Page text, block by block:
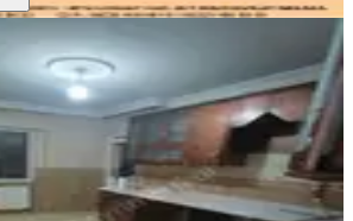
Gayrimenkul'den Kiralık 4+1
Şehit Abdullah Çavuş Mahallesi
240 m²·4. Kat·01.08.2026
₺